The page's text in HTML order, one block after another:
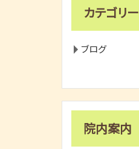
カテゴリー
ブログ
院内案内